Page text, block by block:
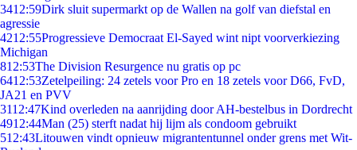
3412:59Dirk sluit supermarkt op de Wallen na golf van diefstal en
agressie
4212:55Progressieve Democraat El-Sayed wint nipt voorverkiezing
Michigan
812:53The Division Resurgence nu gratis op pc
6412:53Zetelpeiling: 24 zetels voor Pro en 18 zetels voor D66, FvD,
JA21 en PVV
3112:47Kind overleden na aanrijding door AH-bestelbus in Dordrecht
4912:44Man (25) sterft nadat hij lijm als condoom gebruikt
512:43Litouwen vindt opnieuw migrantentunnel onder grens met Wit-